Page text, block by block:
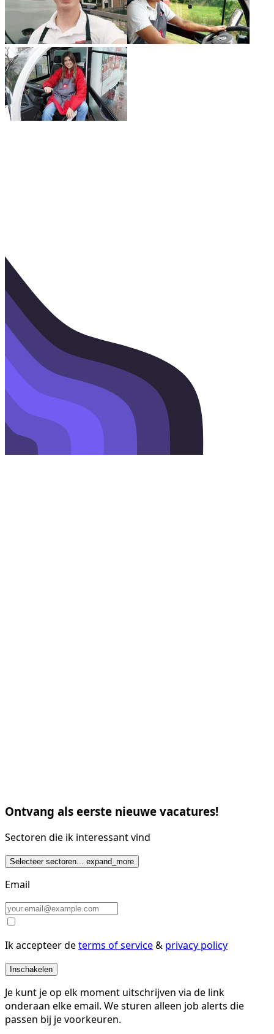
Ontvang als eerste nieuwe vacatures!
Sectoren die ik interessant vind
Selecteer sectoren... expand_more
Email
Ik accepteer determs of service& privacy policy
Inschakelen
Je kunt je op elk moment uitschrijven via de link
onderaan elke email. We sturen alleen job alerts die
passen bij je voorkeuren.